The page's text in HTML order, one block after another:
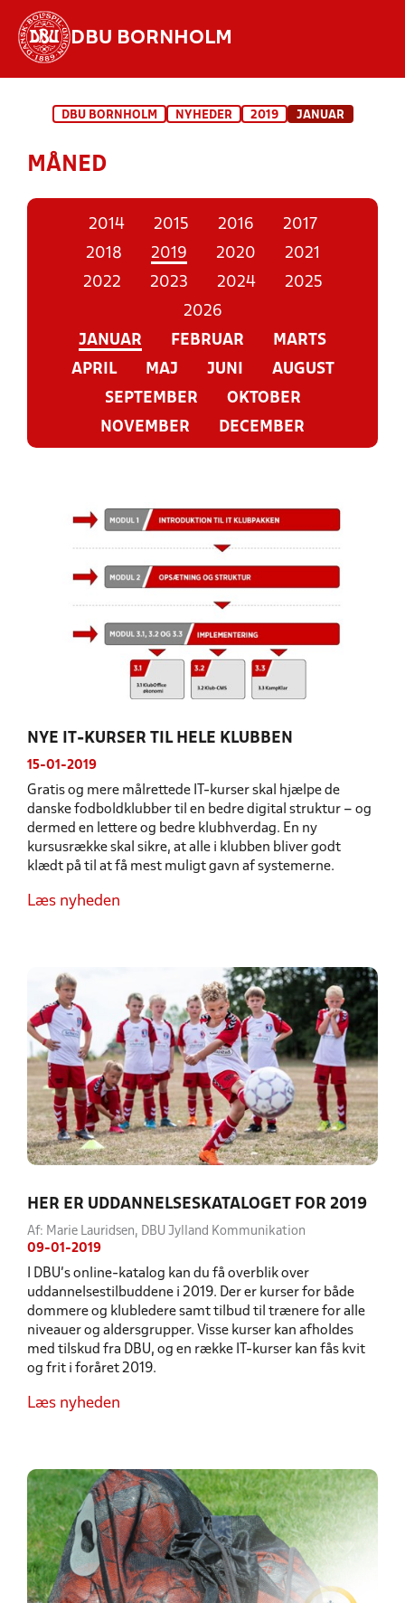
DBU BORNHOLM
STILLINGER, RESULTATER, KLUBBER OG
DBU BORNHOLM NYHEDER 2019 JANUAR
MÅNED
2014 2015 2016
2017
2018
2019 2020
2021
2022
2023 2024
2025
2026
JANUAR
FEBRUAR
MARTS
APRIL
MAJ JUNI
AUGUST
SEPTEMBER
OKTOBER
NOVEMBER
DECEMBER
NYE IT-KURSER TIL HELE KLUBBEN
15-01-2019
Gratis og mere målrettede IT-kurser skal hjælpe de
danske fodboldklubber til en bedre digital struktur – og
dermed en lettere og bedre klubhverdag. En ny
kursusrække skal sikre, at alle i klubben bliver godt
klædt på til at få mest muligt gavn af systemerne.
Læs nyheden
HER ER UDDANNELSESKATALOGET FOR 2019
Af: Marie Lauridsen, DBU Jylland Kommunikation
09-01-2019
I DBU’s online-katalog kan du få overblik over
uddannelsestilbuddene i 2019. Der er kurser for både
dommere og klubledere samt tilbud til trænere for alle
niveauer og aldersgrupper. Visse kurser kan afholdes
med tilskud fra DBU, og en række IT-kurser kan fås kvit
og frit i foråret 2019.
Læs nyheden